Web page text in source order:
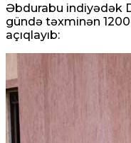
Əbdurabu indiyədək
gündə təxminən
açıqlayıb: